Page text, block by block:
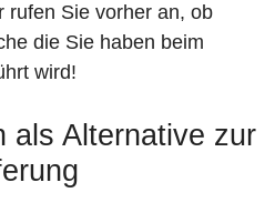
rufen Sie vorher an, ob
die Sie haben beim
wird!
als Alternative zur